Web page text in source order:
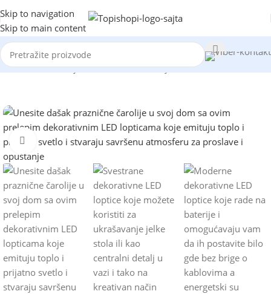
Skip to navigation
Skip to main content
Početna/Dekoracija/Baštenska dekoracija
Kliknite za uvećanje